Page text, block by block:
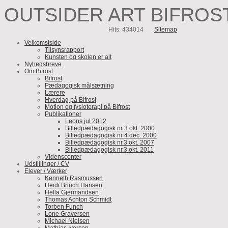
OUTSIDER ART
Hits: 434014
Sitemap
Velkomstside
Tilsynsrapport
Kunsten og skolen er alt
Nyhedsbreve
Om Bifrost
Bifrost
Pædagogisk målsætning
Lærere
Hverdag på Bifrost
Motion og fysioterapi på Bifrost
Publikationer
Leons jul 2012
Billedpædagogisk nr 3 okt. 2000
Billedpædagogisk nr 4 dec. 2000
Billedpædagogisk nr.3 okt. 2007
Billedpædagogisk nr.3 okt. 2011
Videnscenter
Udstillinger / CV
Elever / Værker
Kenneth Rasmussen
Heidi Brinch Hansen
Hella Gjermandsen
Thomas Achton Schmidt
Torben Funch
Lone Graversen
Michael Nielsen